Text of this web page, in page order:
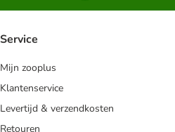
Service
Mijn zooplus
Klantenservice
Levertijd & verzendkosten
Retouren